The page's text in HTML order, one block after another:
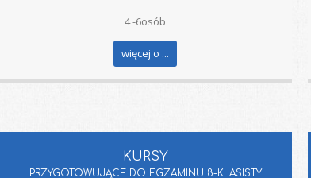
4 -6osób
więcej o ...
KURSY
PRZYGOTOWUJĄCE DO EGZAMINU 8-KLASISTY